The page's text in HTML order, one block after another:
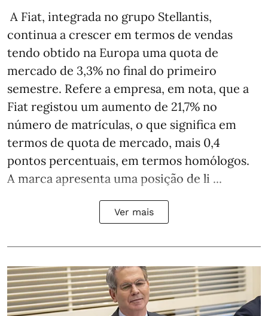
A Fiat, integrada no grupo Stellantis,
continua a crescer em termos de vendas
tendo obtido na Europa uma quota de
mercado de 3,3% no final do primeiro
semestre. Refere a empresa, em nota, que a
Fiat registou um aumento de 21,7% no
número de matrículas, o que significa em
termos de quota de mercado, mais 0,4
pontos percentuais, em termos homólogos.
A marca apresenta uma posição de li ...
Ver mais